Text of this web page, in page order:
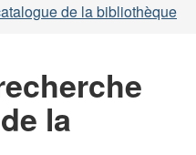
de la bibliothèque
la